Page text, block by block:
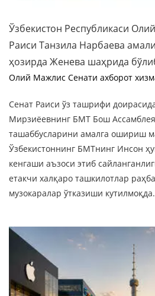
Ўзбекистон Республикаси
Раиси Танзила Нарбаева
ҳозирда Женева шаҳрида
Олий Мажлис Сенати ахборот
Сенат Раиси ўз ташрифи
Мирзиёевнинг БМТ Бош
ташаббусларини амалга ошириш
Ўзбекистоннинг БМТнинг Инсон
кенгаши аъзоси этиб
етакчи халқаро ташкилотлар
музокаралар ўтказиши кутилмоқда.